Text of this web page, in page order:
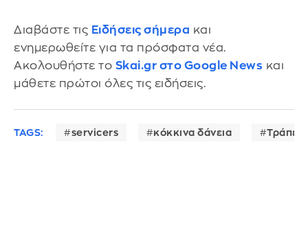
Διαβάστε τις Ειδήσεις σήμερα και
ενημερωθείτε για τα πρόσφατα νέα.
Ακολουθήστε το Skai.gr στο Google News και
μάθετε πρώτοι όλες τις ειδήσεις.
TAGS: servicers κόκκινα δάνεια